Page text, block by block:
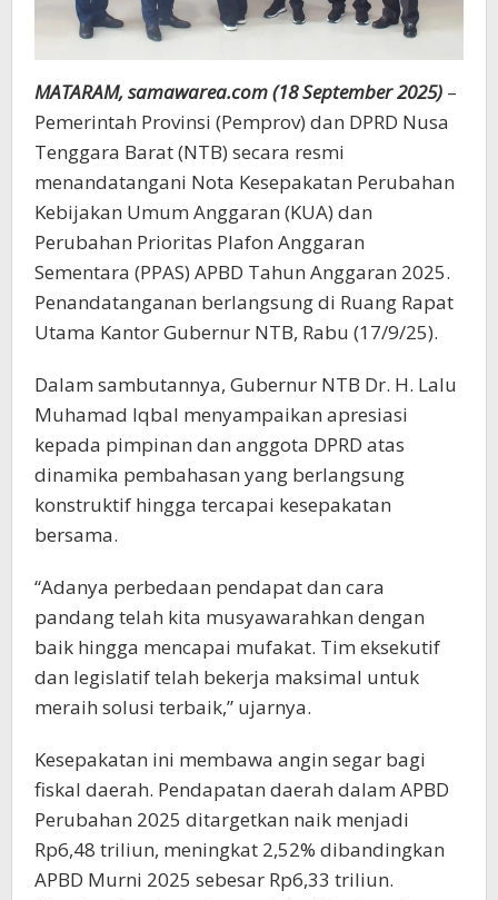
MATARAM, samawarea.com (18 September 2025) –
Pemerintah Provinsi (Pemprov) dan DPRD Nusa
Tenggara Barat (NTB) secara resmi
menandatangani Nota Kesepakatan Perubahan
Kebijakan Umum Anggaran (KUA) dan
Perubahan Prioritas Plafon Anggaran
Sementara (PPAS) APBD Tahun Anggaran 2025.
Penandatanganan berlangsung di Ruang Rapat
Utama Kantor Gubernur NTB, Rabu (17/9/25).
Dalam sambutannya, Gubernur NTB Dr. H. Lalu
Muhamad Iqbal menyampaikan apresiasi
kepada pimpinan dan anggota DPRD atas
dinamika pembahasan yang berlangsung
konstruktif hingga tercapai kesepakatan
bersama.
“Adanya perbedaan pendapat dan cara
pandang telah kita musyawarahkan dengan
baik hingga mencapai mufakat. Tim eksekutif
dan legislatif telah bekerja maksimal untuk
meraih solusi terbaik,” ujarnya.
Kesepakatan ini membawa angin segar bagi
fiskal daerah. Pendapatan daerah dalam APBD
Perubahan 2025 ditargetkan naik menjadi
Rp6,48 triliun, meningkat 2,52% dibandingkan
APBD Murni 2025 sebesar Rp6,33 triliun.